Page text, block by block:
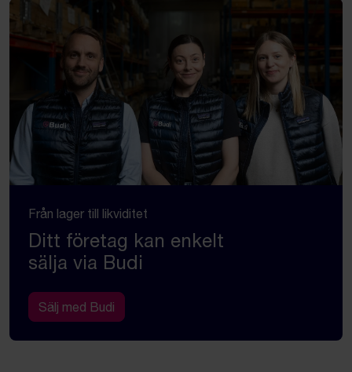
Från lager till likviditet
Ditt företag kan enkelt
sälja via Budi
Sälj med Budi